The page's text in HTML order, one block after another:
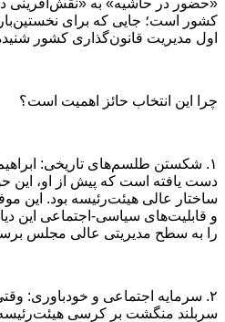
«حضور در حاشیه» به «نقش‌آفرینی
کشور است؛ جایی که برای
اول مدیریت قانون‌گذاری کشور
چرا این انتخاب حائز اهمیت است؟
۱. شکستن طلسم‌های تاریخی:
دست یافته است که پیش از او، این
ساختار عالی هیئت‌رئیسه بود. این
و قابلیت‌های سیاسی-اجتماعی این
را به سطح مدیریتی عالی مجلس
۲. سرمایه اجتماعی و خودباوری:
سربلند منگشت بر کرسی هیئت‌رئیسه